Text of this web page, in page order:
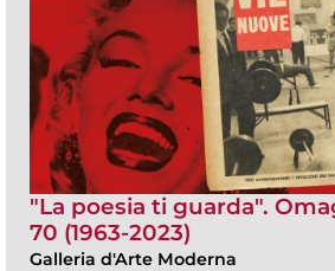
"La poesia ti guarda".
70 (1963-2023)
Galleria d'Arte Moderna